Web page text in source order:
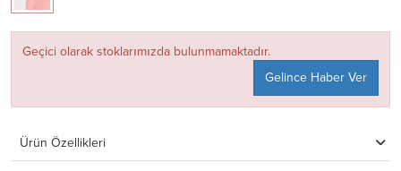
Geçici olarak stoklarımızda bulunmamaktadır.
Gelince Haber Ver
Ürün Özellikleri